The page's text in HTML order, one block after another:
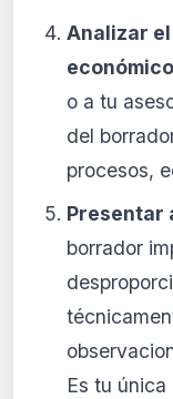
Analizar
o a tu
del
procesos,
Presentar
borrador
Es tu